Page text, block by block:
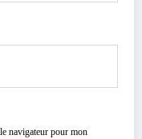
navigateur pour mon